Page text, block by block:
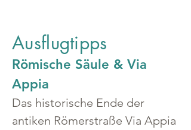
Ausflugtipps
Römische Säule & Via
Appia
Das historische Ende der
antiken Römerstraße Via Appia